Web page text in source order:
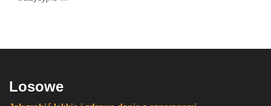
Losowe